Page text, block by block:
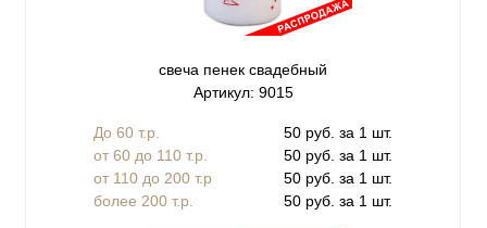
свеча пенек свадебный
Артикул: 9015
До 60 т.р.
50 руб. за 1 шт.
от 60 до 110 т.р.
50 руб. за 1 шт.
от 110 до 200 т.р
50 руб. за 1 шт.
более 200 т.р.
50 руб. за 1 шт.